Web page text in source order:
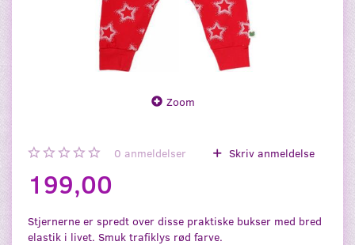
Zoom
0 anmeldelser Skriv anmeldelse
199,00
Stjernerne er spredt over disse praktiske bukser med bred
elastik i livet. Smuk trafiklys rød farve.